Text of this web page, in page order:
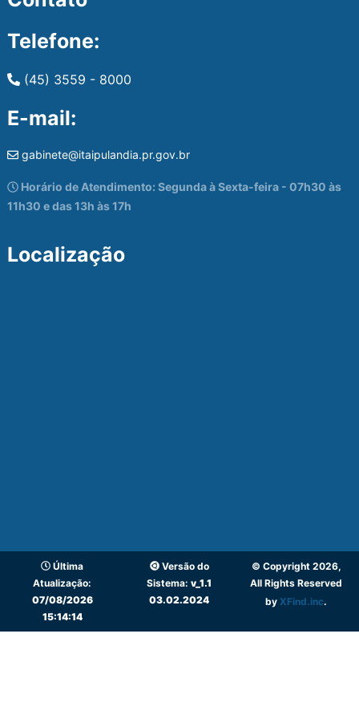
Telefone:
(45) 3559 - 8000
E-mail:
gabinete@itaipulandia.pr.gov.br
Horário de Atendimento: Segunda à Sexta-feira - 07h30 às
11h30 e das 13h às 17h
Localização
Última
Atualização:
07/08/2026
15:14:14
Versão do
Sistema:v_1.1
03.02.2024
© Copyright 2026,
All Rights Reserved
by XFind.inc.